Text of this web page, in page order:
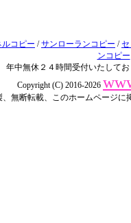
ルコピー /サンローランコピー /
ンコピー
年中無休２４時間受付いたして
Copyright (C) 2016-2026
、無断転載、このホームページ